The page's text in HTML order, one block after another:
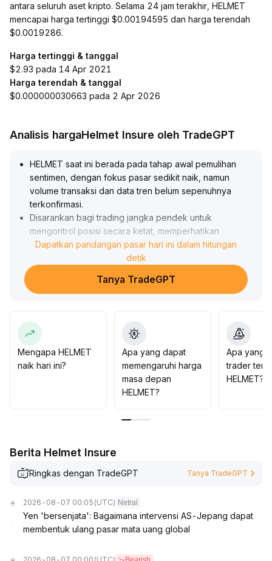
antara seluruh aset kripto. Selama 24 jam terakhir, HELMET
mencapai harga tertinggi $0.00194595 dan harga terendah
$0.0019286.
Harga tertinggi & tanggal
$2.93 pada 14 Apr 2021
Harga terendah & tanggal
$0.000000030663 pada 2 Apr 2026
Analisis hargaHelmet Insure oleh TradeGPT
HELMET saat ini berada pada tahap awal pemulihan
sentimen, dengan fokus pasar sedikit naik, namun
volume transaksi dan data tren belum sepenuhnya
terkonfirmasi.
Disarankan bagi trading jangka pendek untuk
mengontrol posisi secara ketat, memperhatikan
performa dukungan di kisaran $0
15, mencoba penataan dengan hati-hati saat terjadi
koreksi dan menetapkan stop loss
kenaikan yang jelas sebelum menambah posisi, hindari
posisi besar karena optimisme jangka pendek terlalu
dini untuk mengurangi risiko penurunan
Strategi keseluruhan berfokus pada pertahanan,
menekankan kontrol risiko.
Dapatkan pandangan pasar hari ini dalam hitungan
detik
Tanya TradeGPT
Mengapa HELMET
naik hari ini?
Apa yang dapat
memengaruhi harga
masa depan
HELMET?
Apa yang
trader
HELMET?
Berita Helmet Insure
Ringkas dengan TradeGPT Tanya TradeGPT
2026-08-07 00:05 (UTC) Netral
Yen 'bersenjata': Bagaimana intervensi AS-Jepang dapat
membentuk ulang pasar mata uang global